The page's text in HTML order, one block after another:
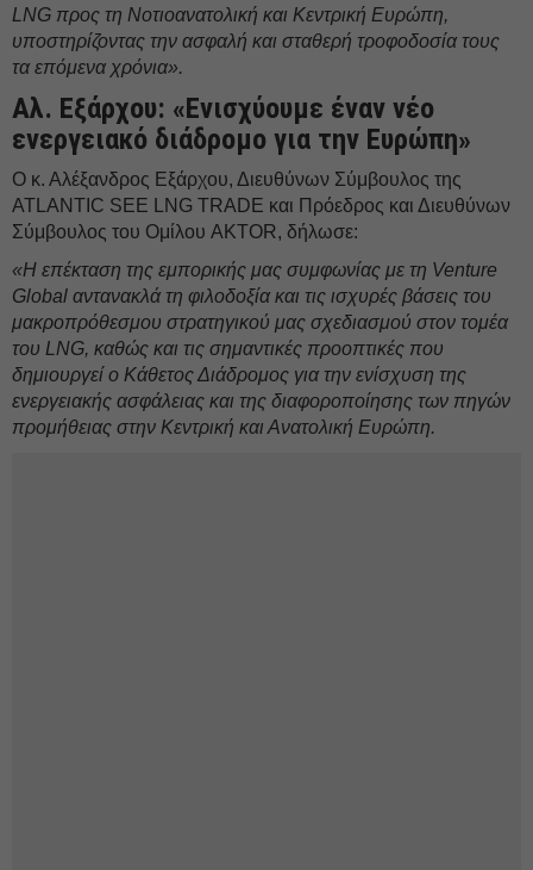
LNG προς τη Νοτιοανατολική και Κεντρική Ευρώπη,
υποστηρίζοντας την ασφαλή και σταθερή τροφοδοσία τους
τα επόμενα χρόνια».
Αλ. Εξάρχου: «Ενισχύουμε έναν νέο
ενεργειακό διάδρομο για την Ευρώπη»
Ο κ. Αλέξανδρος Εξάρχου, Διευθύνων Σύμβουλος της
ATLANTIC SEE LNG TRADE και Πρόεδρος και Διευθύνων
Σύμβουλος του Ομίλου AKTOR, δήλωσε:
«Η επέκταση της εμπορικής μας συμφωνίας με τη Venture
Global αντανακλά τη φιλοδοξία και τις ισχυρές βάσεις του
μακροπρόθεσμου στρατηγικού μας σχεδιασμού στον τομέα
του LNG, καθώς και τις σημαντικές προοπτικές που
δημιουργεί ο Κάθετος Διάδρομος για την ενίσχυση της
ενεργειακής ασφάλειας και της διαφοροποίησης των πηγών
προμήθειας στην Κεντρική και Ανατολική Ευρώπη.